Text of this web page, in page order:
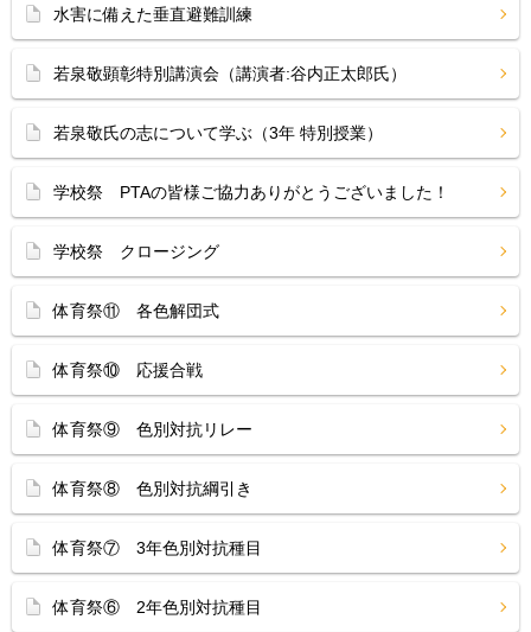
水害に備えた垂直避難訓練
若泉敬顕彰特別講演会（講演者:谷内正太郎氏）
若泉敬氏の志について学ぶ（3年 特別授業）
学校祭 PTAの皆様ご協力ありがとうございました！
学校祭 クロージング
体育祭⑪ 各色解団式
体育祭⑩ 応援合戦
体育祭⑨ 色別対抗リレー
体育祭⑧ 色別対抗綱引き
体育祭⑦ 3年色別対抗種目
体育祭⑥ 2年色別対抗種目